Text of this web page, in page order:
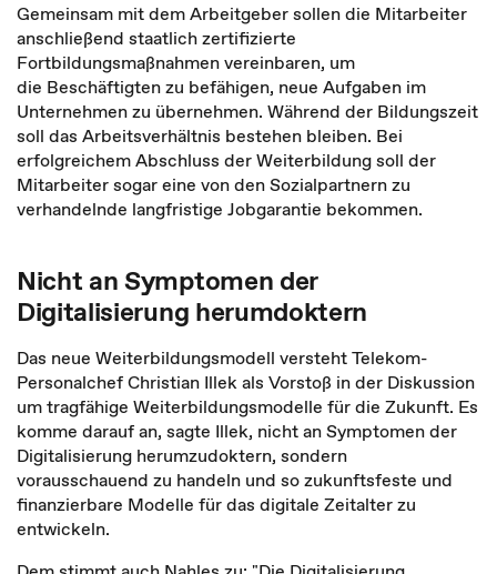
Gemeinsam mit dem Arbeitgeber sollen die Mitarbeiter
anschließend staatlich zertifizierte
Fortbildungsmaßnahmen vereinbaren, um
die Beschäftigten zu befähigen, neue Aufgaben im
Unternehmen zu übernehmen. Während der Bildungszeit
soll das Arbeitsverhältnis bestehen bleiben. Bei
erfolgreichem Abschluss der Weiterbildung soll der
Mitarbeiter sogar eine von den Sozialpartnern zu
verhandelnde langfristige Jobgarantie bekommen.
Nicht an Symptomen der
Digitalisierung herumdoktern
Das neue Weiterbildungsmodell versteht Telekom-
Personalchef Christian Illek als Vorstoß in der Diskussion
um tragfähige Weiterbildungsmodelle für die Zukunft. Es
komme darauf an, sagte Illek, nicht an Symptomen der
Digitalisierung herumzudoktern, sondern
vorausschauend zu handeln und so zukunftsfeste und
finanzierbare Modelle für das digitale Zeitalter zu
entwickeln.